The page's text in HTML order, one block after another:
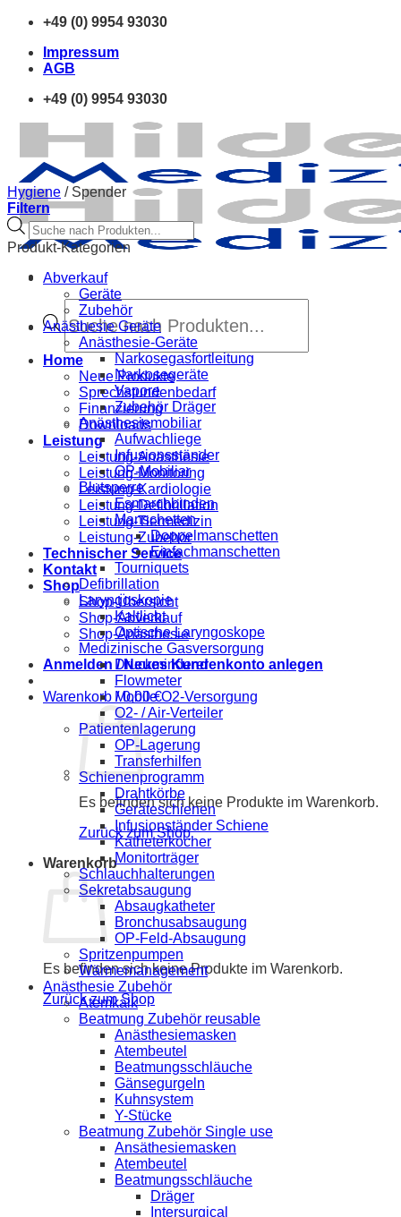
Zum
springen
+49 (0) 9954 93030
Impressum
AGB
+49 (0) 9954 93030
Products
search
Home
Neue Produkte
Sprechstundenbedarf
Finanzierung
Downloads
Leistung
Leistung-Anästhesie
Leistung-Monitoring
Leistung-Kardiologie
Leistung-Defibrillation
Leistung-Tiermedizin
Leistung-Zubehör
Technischer Service
Kontakt
Shop
Shop-Übersicht
Shop-Abverkauf
Shop-Anästhesie
Anmelden / Neues Kundenkonto anlegen
Warenkorb /0,00€
Es befinden sich keine Produkte im Warenkorb.
Zurück zum Shop
Warenkorb
Es befinden sich keine Produkte im Warenkorb.
Zurück zum Shop
Hygiene /Spender
Filtern
Products
search
Produkt-Kategorien
Abverkauf
Geräte
Zubehör
Anästhesie Geräte
Anästhesie-Geräte
Narkosegasfortleitung
Narkosegeräte
Vapore
Zubehör Dräger
Anästhesiemobiliar
Aufwachliege
Infusionsständer
OP-Mobiliar
Blutsperre
Esmarchbinden
Manschetten
Doppelmanschetten
Einfachmanschetten
Tourniquets
Defibrillation
Laryngoskopie
Kaltlicht
Optische Laryngoskope
Medizinische Gasversorgung
Druckminderer
Flowmeter
Mobile O2-Versorgung
O2- / Air-Verteiler
Patientenlagerung
OP-Lagerung
Transferhilfen
Schienenprogramm
Drahtkörbe
Geräteschienen
Infusionständer Schiene
Katheterköcher
Monitorträger
Schlauchhalterungen
Sekretabsaugung
Absaugkatheter
Bronchusabsaugung
OP-Feld-Absaugung
Spritzenpumpen
Wärmemanagement
Anästhesie Zubehör
Atemkalk
Beatmung Zubehör reusable
Anästhesiemasken
Atembeutel
Beatmungsschläuche
Gänsegurgeln
Kuhnsystem
Y-Stücke
Beatmung Zubehör Single use
Ansäthesiemasken
Atembeutel
Beatmungsschläuche
Dräger
Intersurgical